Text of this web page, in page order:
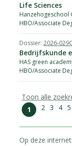
Hanzehogeschool
Life Sciences
HBO/Associate
2026-
HAS green
Bedrijfskunde
HBO/Associate
Toon alle
1
2 3 4 5
Op deze